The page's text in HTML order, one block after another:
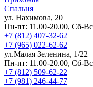
Спальня
ул. Нахимова, 20
Пн-пт: 11.00-20.00, Сб-
+7 (812) 407-32-62
+7 (965) 022-62-62
ул.Малая Зеленина, 1/22
Пн-пт: 11.00-20.00, Сб-
+7 (812) 509-62-22
+7 (981) 246-44-77